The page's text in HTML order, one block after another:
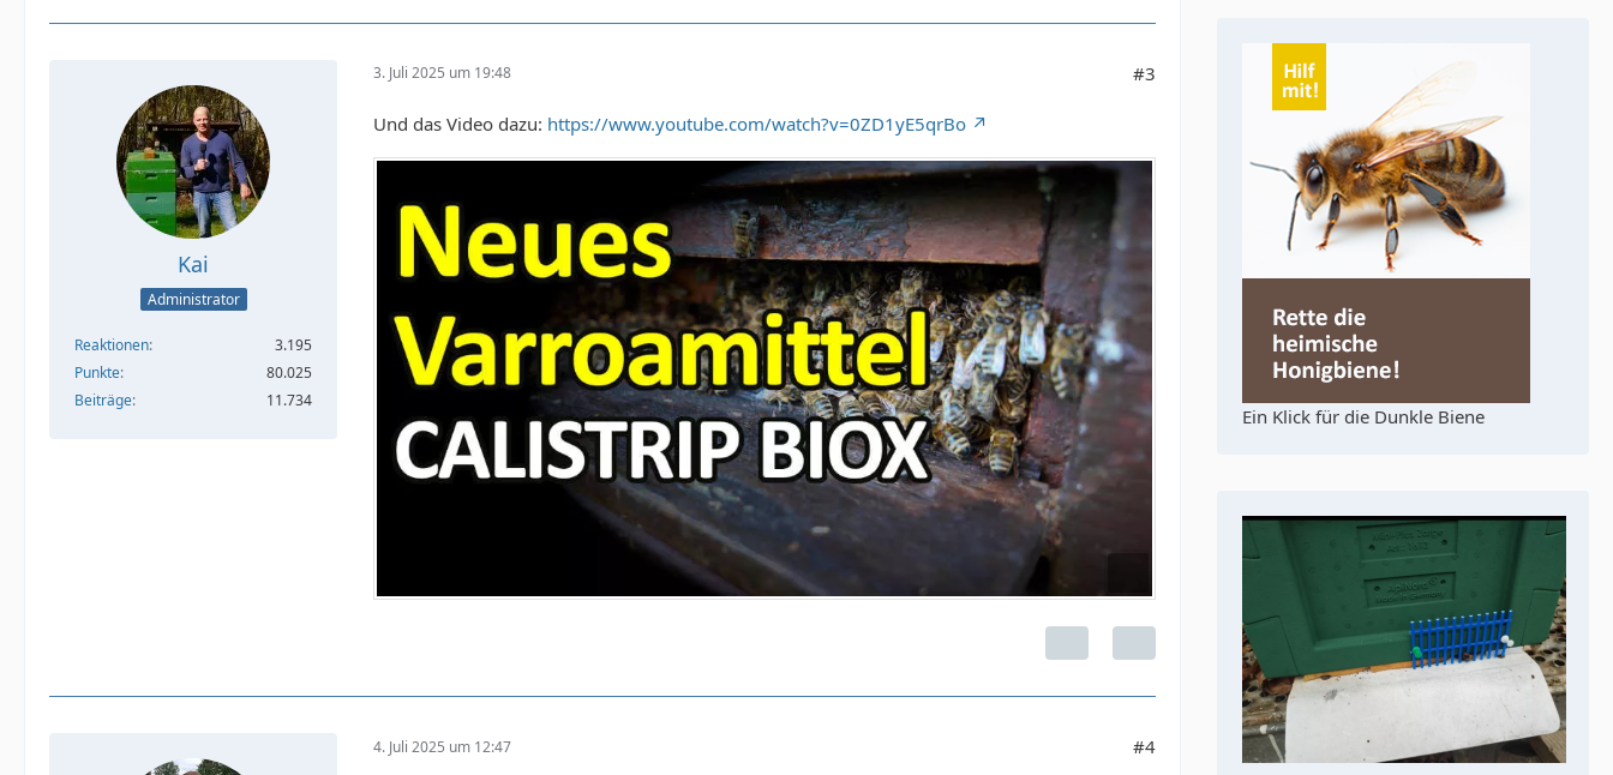
Kai
Administrator
Reaktionen
3.195
Punkte
80.025
Beiträge
11.734
3. Juli 2025 um 19:48 #3
Und das Video dazu: https://www.youtube.com/watch?v=0ZD1yE5qrBo
4. Juli 2025 um 12:47 #4
Ein Klick für die Dunkle Biene